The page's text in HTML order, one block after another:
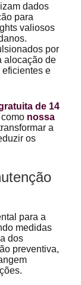
dados
para
valiosos
por
alocação de
eficientes e
de 14
nossa
a
os
para a
medidas
dos
preventiva,